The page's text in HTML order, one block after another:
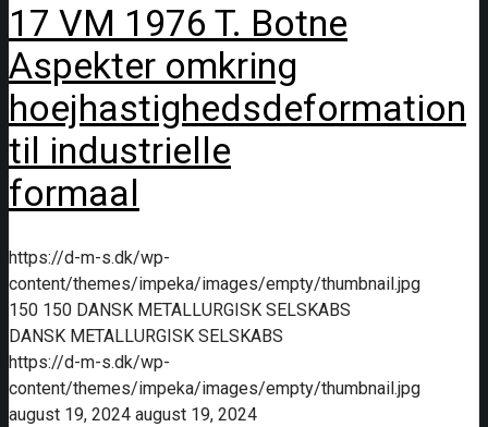
17 VM 1976 T. Botne
Aspekter omkring
hoejhastighedsdeformation
til industrielle
formaal
https://d-m-s.dk/wp-
content/themes/impeka/images/empty/thumbnail.jpg
150 150 DANSK METALLURGISK SELSKABS
DANSK METALLURGISK SELSKABS
https://d-m-s.dk/wp-
content/themes/impeka/images/empty/thumbnail.jpg
august 19, 2024 august 19, 2024